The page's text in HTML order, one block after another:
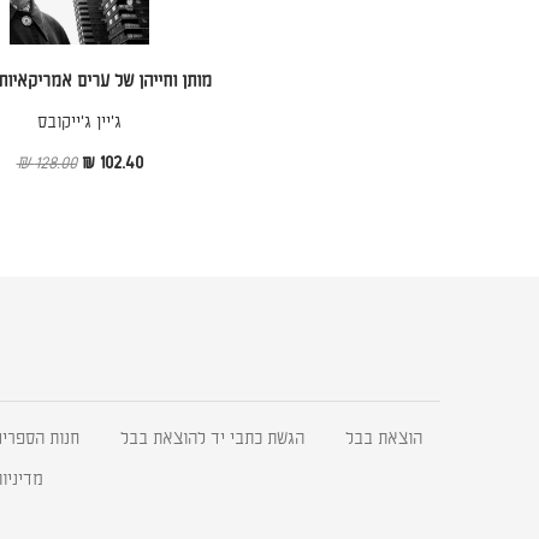
מותן וחייהן של ערים
ג'יין ג'ייקובס
102.40 ₪
128.00 ₪
הוצאת בבל הגשת כתבי יד להוצאת בבל
חנות